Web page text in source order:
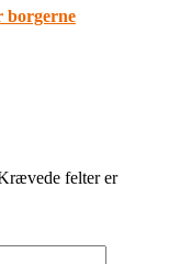
borgerne
felter er